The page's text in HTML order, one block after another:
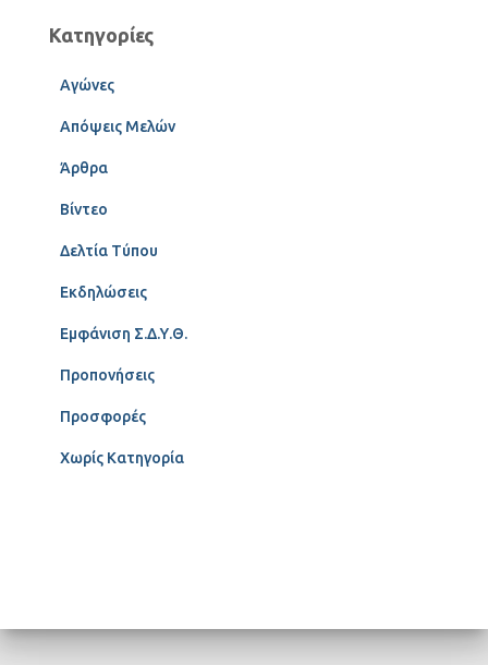
Κατηγορίες
Αγώνες
Απόψεις Μελών
Άρθρα
Βίντεο
Δελτία Τύπου
Εκδηλώσεις
Εμφάνιση Σ.Δ.Υ.Θ.
Προπονήσεις
Προσφορές
Χωρίς Κατηγορία